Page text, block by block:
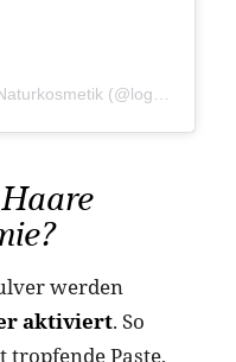
werden
aktiviert. So
tropfende Paste,